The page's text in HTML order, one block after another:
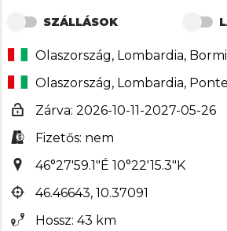
SZÁLLÁSOK
Olaszország, Lombardia,
Olaszország, Lombardia,
Zárva: 2026-10-11-2027-05-26
Fizetős: nem
46°27'59.1"É 10°22'15.3"K
46.46643, 10.37091
Hossz: 43 km